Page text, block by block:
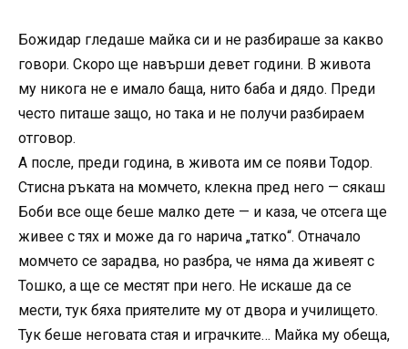
Божидар гледаше майка си и не разбираше за какво
говори. Скоро ще навърши девет години. В живота
му никога не е имало баща, нито баба и дядо. Преди
често питаше защо, но така и не получи разбираем
отговор.
А после, преди година, в живота им се появи Тодор.
Стисна ръката на момчето, клекна пред него — сякаш
Боби все още беше малко дете — и каза, че отсега ще
живее с тях и може да го нарича „татко“. Отначало
момчето се зарадва, но разбра, че няма да живеят с
Тошко, а ще се местят при него. Не искаше да се
мести, тук бяха приятелите му от двора и училището.
Тук беше неговата стая и играчките… Майка му обеща,